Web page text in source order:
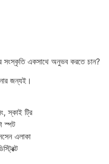
সংস্কৃতি একসাথে অনুভব করতে চান?
জন্যই।
স্কাই ট্রি
স্পট
এলাকা